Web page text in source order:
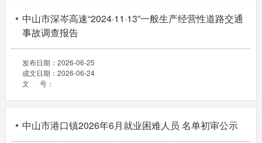
中山市深岑高速“2024·11·13”一般生产经营性道路交通
事故调查报告
发布日期： 2026-06-25
成文日期： 2026-06-24
文 号：
中山市港口镇2026年6月就业困难人员 名单初审公示